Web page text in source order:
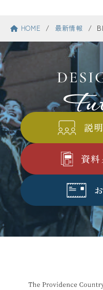
プライ
HOME 最新情報
説
資料